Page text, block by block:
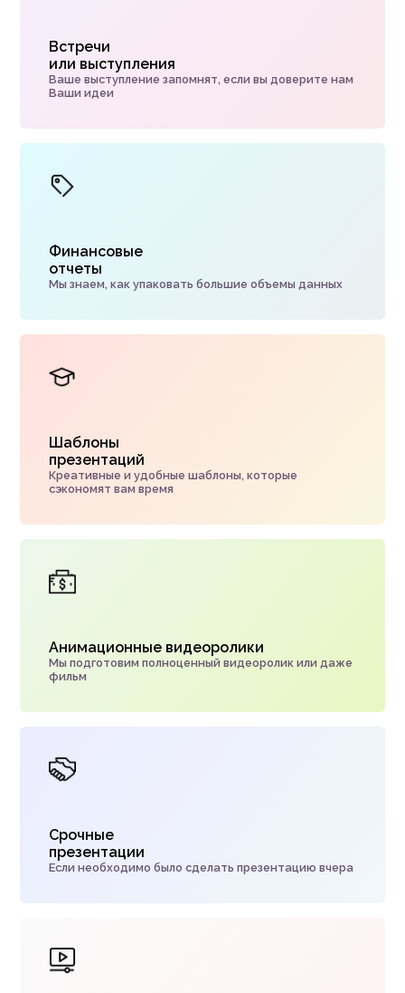
Встречи
или выступления
Ваше выступление запомнят, если вы доверите нам
Ваши идеи
Финансовые
отчеты
Мы знаем, как упаковать большие объемы данных
Шаблоны
презентаций
Креативные и удобные шаблоны, которые
сэкономят вам время
Анимационные видеоролики
Мы подготовим полноценный видеоролик или даже
фильм
Срочные
презентации
Если необходимо было сделать презентацию вчера